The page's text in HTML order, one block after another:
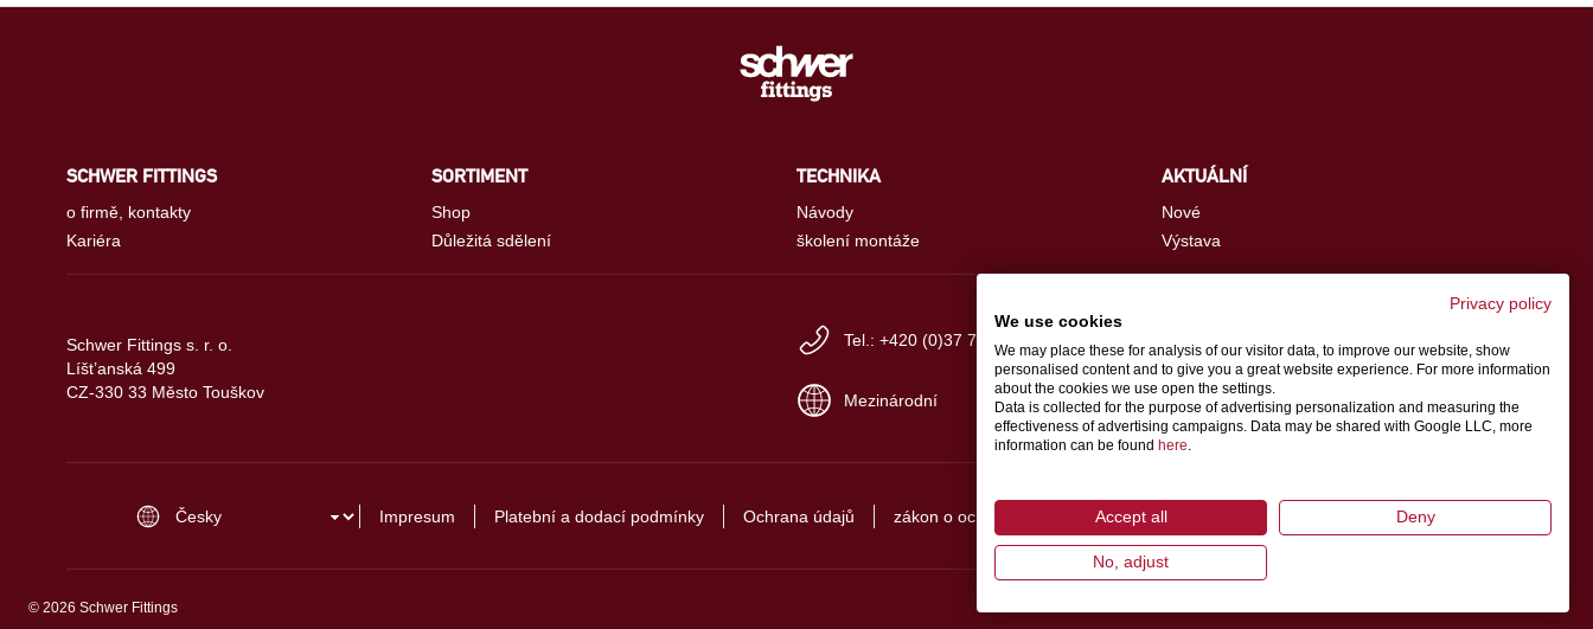
SCHWER FITTINGS
o firmě, kontakty
Kariéra
SORTIMENT
Shop
Důležitá sdělení
TECHNIKA
Návody
školení montáže
AKTUÁLNÍ
Nové
Výstava
Schwer Fittings s. r. o.
Líšt’anská 499
CZ-330 33 Město Touškov
Tel.: +420 (0)37 79 230-30
Mezinárodní Kontaktní osoba
Impresum Platební a dodací podmínky Ochrana údajů zákon o ochraně oznamovatelů
© 2026 Schwer Fittings
Privacy policy
We use cookies
We may place these for analysis of our visitor data, to improve our website, show
personalised content and to give you a great website experience. For more information
about the cookies we use open the settings.
Data is collected for the purpose of advertising personalization and measuring the
effectiveness of advertising campaigns. Data may be shared with Google LLC, more
information can be found here.
Accept all Deny
No, adjust